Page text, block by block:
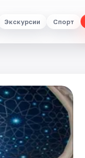
Экскурсии Спорт